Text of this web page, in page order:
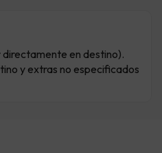
en destino).
y extras no especificados